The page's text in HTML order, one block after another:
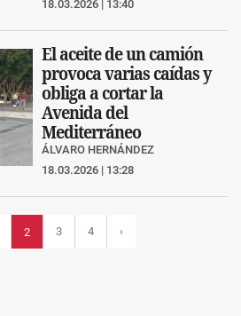
18.03.2026 | 13:40
El aceite de un camión
provoca varias caídas y
obliga a cortar la
Avenida del
Mediterráneo
ÁLVARO HERNÁNDEZ
18.03.2026 | 13:28
2 3 4 ›